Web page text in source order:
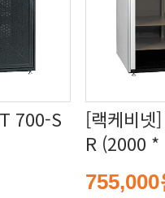
R (2000
755,000